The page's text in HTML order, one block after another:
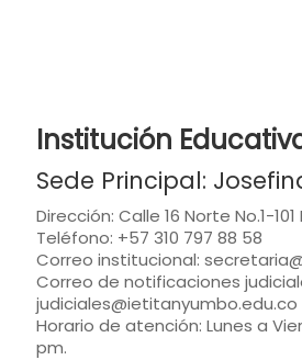
Institución
Sede Principal:
Dirección: Calle 16 Norte No.1-
Teléfono: +57 310 797 88 58
Correo institucional:
Correo de notificaciones
judiciales@ietitanyumbo.edu.co
Horario de atención: Lunes a
pm.